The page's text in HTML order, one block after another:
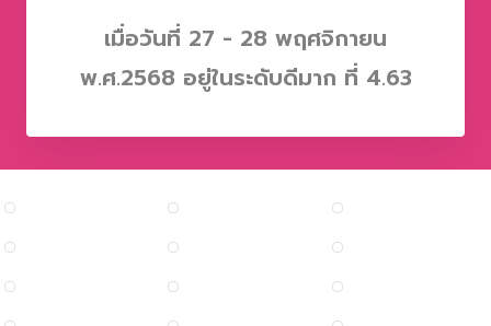
เมื่อวันที่ 27 - 28 พฤศจิกายน
พ.ศ.2568 อยู่ในระดับดีมาก ที่ 4.63